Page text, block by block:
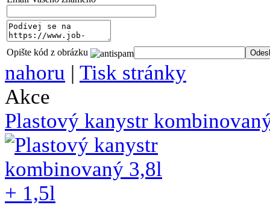
Opište kód z obrázku
nahoru | Tisk stránky
Akce
Plastový kanystr